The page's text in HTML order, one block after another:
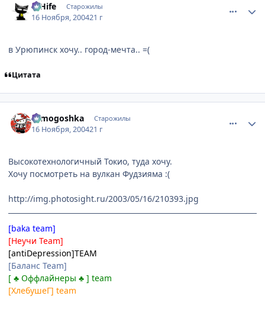
D'Hife Старожилы
16 Ноября, 200421 г
в Урюпинск хочу.. город-мечта.. =(
Цитата
tomogoshka Старожилы
16 Ноября, 200421 г
Высокотехнологичный Токио, туда хочу.
Хочу посмотреть на вулкан Фудзияма :(
http://img.photosight.ru/2003/05/16/210393.jpg
[baka team]
[Неучи Team]
[antiDepression]TEAM
[Баланс Team]
[ ♣ Оффлайнеры ♣ ] team
[ХлебушеГ] team